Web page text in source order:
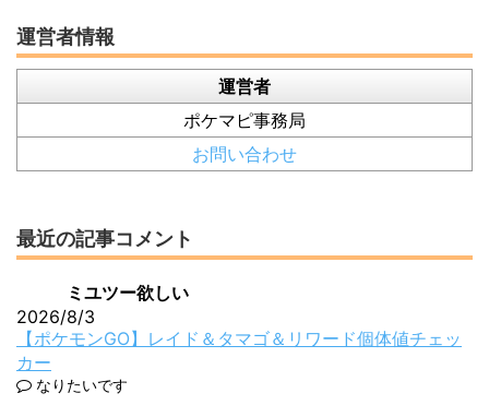
運営者情報
運営者
ポケマピ事務局
お問い合わせ
最近の記事コメント
ミユツー欲しい
2026/8/3
【ポケモンGO】レイド＆タマゴ＆リワード個体値チェッ
カー
なりたいです